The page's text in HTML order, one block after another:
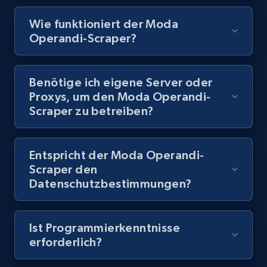
8.1K+ 716+ Gratis testen
Youtube - Videos posts - Discovery records
by Explore page URL
URL, Title, Youtuber, Youtuber md5, Video url,
Video length, Likes, Views, and more.
8.1K+ 716+ Gratis testen
by podcast url
Wie funktioniert der Moda
Operandi-Scraper?
Benötige ich eigene Server oder
Proxys, um den Moda Operandi-
Scraper zu betreiben?
Entspricht der Moda Operandi-
Scraper den
Datenschutzbestimmungen?
Ist Programmierkenntnisse
erforderlich?